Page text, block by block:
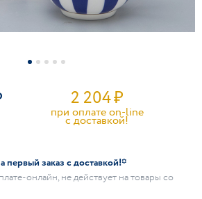
2 204₽
при оплате on-line
c доставкой!
первый заказ с доставкой!*
онлайн, не действует на товары со